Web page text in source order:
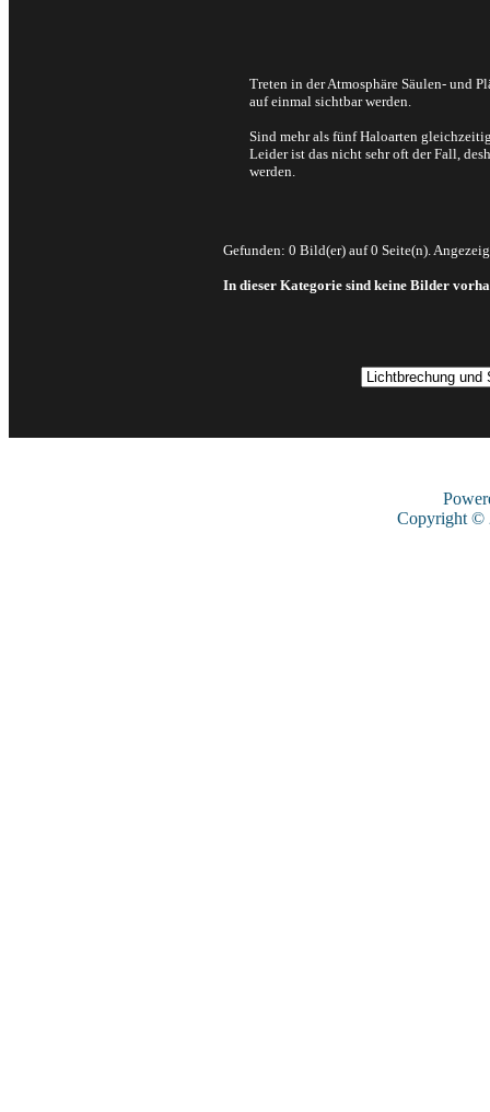
Treten in der Atmosphäre Säulen- und
auf einmal sichtbar werden.
Sind mehr als fünf Haloarten
Leider ist das nicht sehr oft der Fall,
werden.
Gefunden: 0 Bild(er) auf 0 Seite(n).
In dieser Kategorie sind keine Bilder
Copyright ©